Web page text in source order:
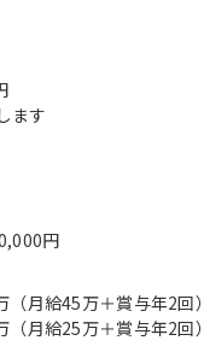
ます
円
月給45万＋賞与年2回）
月給25万＋賞与年2回）